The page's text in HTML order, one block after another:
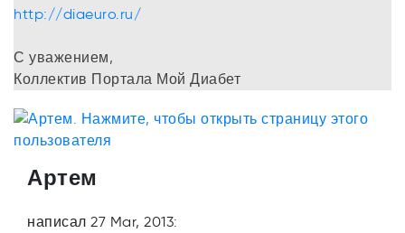
http://diaeuro.ru/
С уважением,
Коллектив Портала Мой Диабет
Артем
написал 27 Mar, 2013: